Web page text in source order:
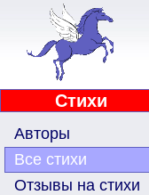
Стихи
Авторы
Все стихи
Отзывы на стихи